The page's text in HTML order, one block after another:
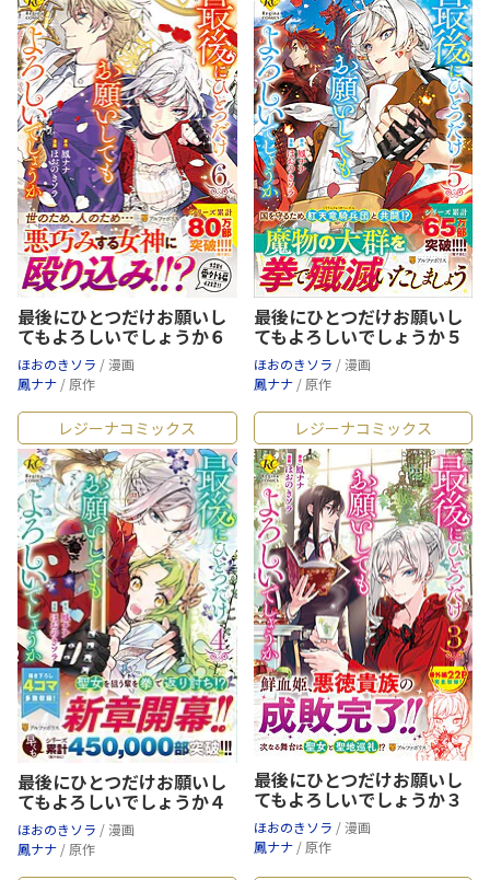
最後にひとつだけお願いし
てもよろしいでしょうか６
ほおのきソラ / 漫画
鳳ナナ / 原作
最後にひとつだけお願いし
てもよろしいでしょうか５
ほおのきソラ / 漫画
鳳ナナ / 原作
レジーナコミックス
最後にひとつだけお願いし
てもよろしいでしょうか４
ほおのきソラ / 漫画
鳳ナナ / 原作
レジーナコミックス
最後にひとつだけお願いし
てもよろしいでしょうか３
ほおのきソラ / 漫画
鳳ナナ / 原作